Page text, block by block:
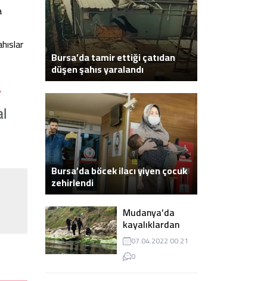
Bursa’da tamir ettiği çatıdan
düşen şahıs yaralandı
Bursa’da böcek ilacı yiyen çocuk
zehirlendi
Mudanya’da
kayalıklardan
atlayarak intihar
eden genç ölü
bulundu
07.04.2022 00:21
0